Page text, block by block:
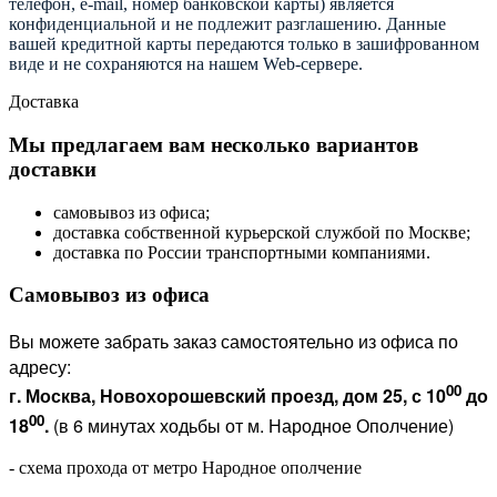
телефон, e-mail, номер банковской карты) является
конфиденциальной и не подлежит разглашению. Данные
вашей кредитной карты передаются только в зашифрованном
виде и не сохраняются на нашем Web-сервере.
Доставка
Мы предлагаем вам несколько вариантов
доставки
самовывоз из офиса;
доставка собственной курьерской службой по Москве;
доставка по России транспортными компаниями.
Самовывоз из офиса
Вы можете забрать заказ самостоятельно из офиса по
адресу:
г. Москва, Новохорошевский проезд, дом 25, с 1000 до
1800. (в 6 минутах ходьбы от м. Народное Ополчение)
- схема прохода от метро Народное ополчение